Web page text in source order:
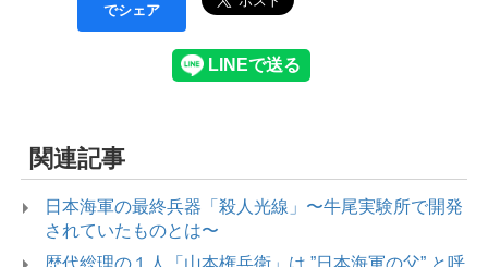
でシェア
関連記事
日本海軍の最終兵器「殺人光線」〜牛尾実験所で開発
されていたものとは〜
歴代総理の１人「山本権兵衛」は ”日本海軍の父” と呼